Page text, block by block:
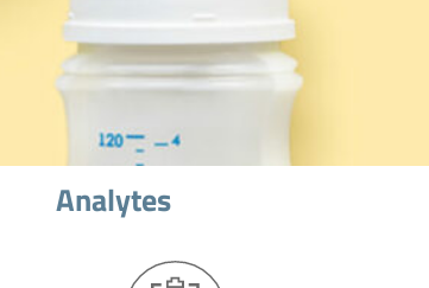
Analytes